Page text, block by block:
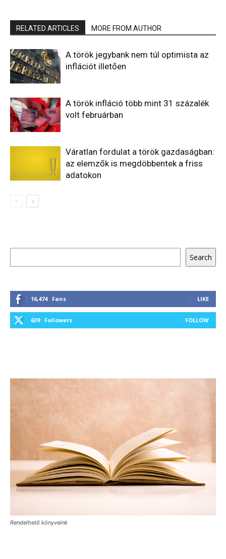
RELATED ARTICLES MORE FROM AUTHOR
A török jegybank nem túl optimista az
inflációt illetően
A török infláció több mint 31 százalék
volt februárban
Váratlan fordulat a török gazdaságban:
az elemzők is megdöbbentek a friss
adatokon
Search
16,474 Fans LIKE
639 Followers FOLLOW
Rendelhető könyveink